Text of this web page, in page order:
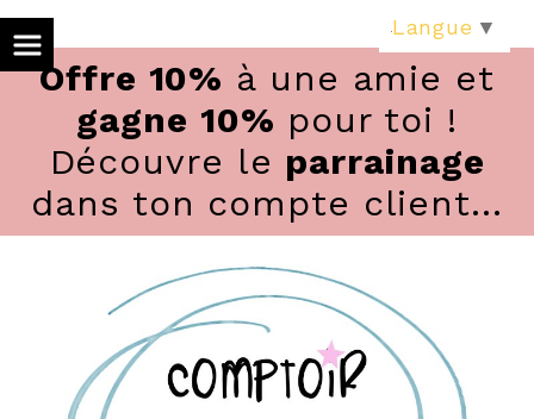
Offre 10% à une amie et
gagne 10% pour toi !
Découvre le parrainage
dans ton compte client...
Langue ▼